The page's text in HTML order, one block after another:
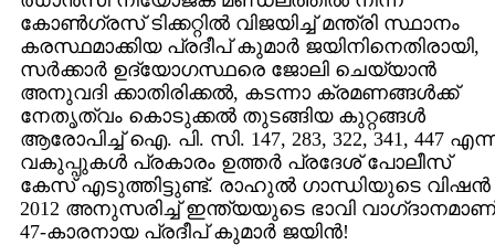
കോണ്‍ഗ്രസ്‌ ടിക്കറ്റില്‍ വിജയിച്ച്‌ മന്ത്രി സ്ഥാനം
കരസ്ഥമാക്കിയ പ്രദീപ്‌ കുമാര്‍ ജയിനിനെതിരായി,
സര്‍ക്കാര്‍ ഉദ്യോഗസ്ഥരെ ജോലി ചെയ്യാന്‍
അനുവദി ക്കാതിരിക്കല്‍, കടന്നാ ക്രമണങ്ങള്‍ക്ക്‌
നേതൃത്വം കൊടുക്കല്‍ തുടങ്ങിയ കുറ്റങ്ങള്‍
ആരോപിച്ച്‌ ഐ. പി. സി. 147, 283, 322, 341, 447
വകുപ്പുകള്‍ പ്രകാരം ഉത്തര്‍ പ്രദേശ്‌ പോലീസ്‌
കേസ്‌ എടുത്തിട്ടുണ്ട്‌. രാഹുല്‍ ഗാന്ധിയുടെ വിഷന്‍
2012 അനുസരിച്ച്‌ ഇന്ത്യയുടെ ഭാവി വാഗ്‌ദാനമാണ്‌
47-കാരനായ പ്രദീപ്‌ കുമാര്‍ ജയിന്‍!